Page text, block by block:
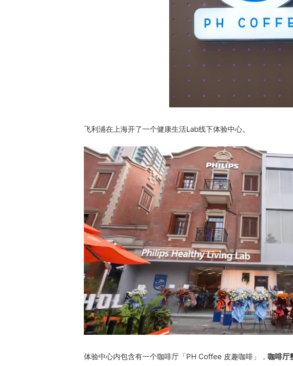
飞利浦在上海开了一个健康生活Lab线下体验中心。
体验中心内包含有一个咖啡厅「PH Coffee 皮趣咖啡」， 咖啡厅